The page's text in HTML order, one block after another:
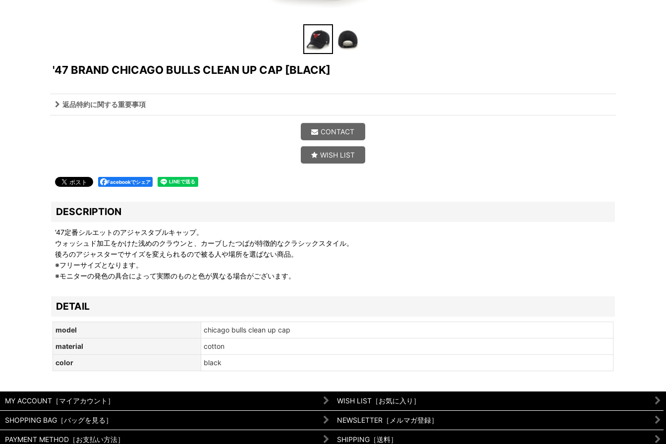
'47 BRAND CHICAGO BULLS CLEAN UP CAP [BLACK]
返品特約に関する重要事項
CONTACT
WISH LIST
Facebookでシェア
DESCRIPTION
‘47定番シルエットのアジャスタブルキャップ。
ウォッシュド加工をかけた浅めのクラウンと、カーブしたつばが特徴的なクラシックスタイル。
後ろのアジャスターでサイズを変えられるので被る人や場所を選ばない商品。
※フリーサイズとなります。
※モニターの発色の具合によって実際のものと色が異なる場合がございます。
DETAIL
model
chicago bulls clean up cap
material
cotton
color
black
MY ACCOUNT［マイアカウント］ WISH LIST［お気に入り］
SHOPPING BAG［バッグを見る］ NEWSLETTER［メルマガ登録］
PAYMENT METHOD［お支払い方法］ SHIPPING［送料］